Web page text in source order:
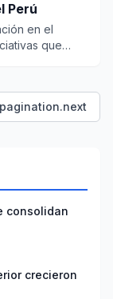
Perú
en el
que
pagination.next
consolidan
crecieron